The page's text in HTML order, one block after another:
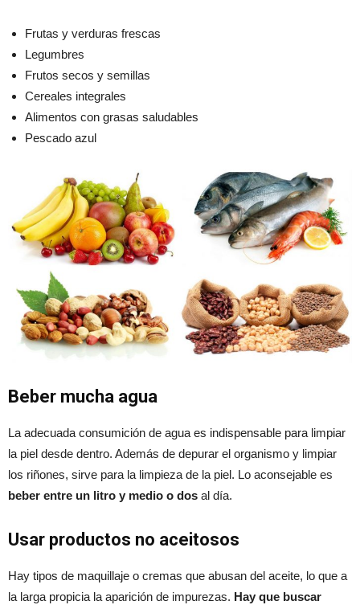
Frutas y verduras frescas
Legumbres
Frutos secos y semillas
Cereales integrales
Alimentos con grasas saludables
Pescado azul
Beber mucha agua
La adecuada consumición de agua es indispensable para limpiar
la piel desde dentro. Además de depurar el organismo y limpiar
los riñones, sirve para la limpieza de la piel. Lo aconsejable es
beber entre un litro y medio o dos al día.
Usar productos no aceitosos
Hay tipos de maquillaje o cremas que abusan del aceite, lo que a
la larga propicia la aparición de impurezas. Hay que buscar